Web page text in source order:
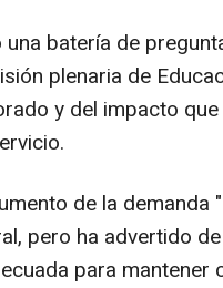
batería de
plenaria de
y del impacto
de la demanda
pero ha advertido
para mantener